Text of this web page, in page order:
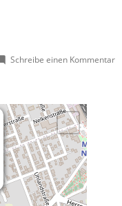
Schreibe einen Kommentarzu